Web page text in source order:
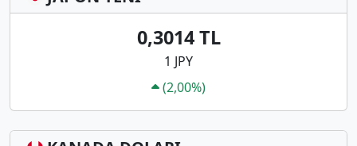
0,3014 TL
1 JPY
(2,00%)